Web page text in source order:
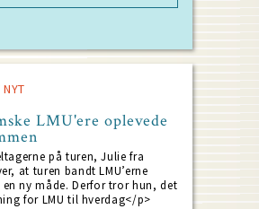
NYT
LMU'ere oplevede
på turen, Julie fra
at turen bandt LMU’erne
en ny måde. Derfor tror hun, det
for LMU til hverdag</p>